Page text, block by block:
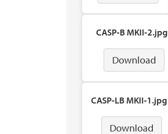
CASP-B MKII-2.jpg
Download
CASP-LB MKII-1.jpg
Download